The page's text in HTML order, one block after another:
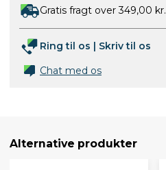
Gratis fragt over 349,00 kr.
Ring til os | Skriv til os
Chat med os
Alternative produkter